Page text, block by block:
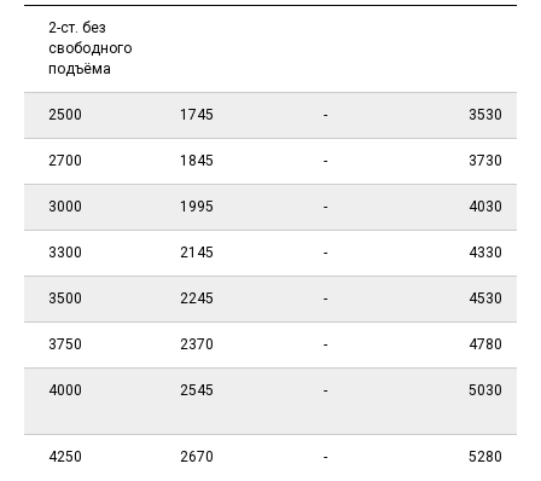
2-ст. без
свободного
подъёма
2500 1745 - 3530
2700 1845 - 3730
3000 1995 - 4030
3300 2145 - 4330
3500 2245 - 4530
3750 2370 - 4780
4000 2545 - 5030
4250 2670 - 5280